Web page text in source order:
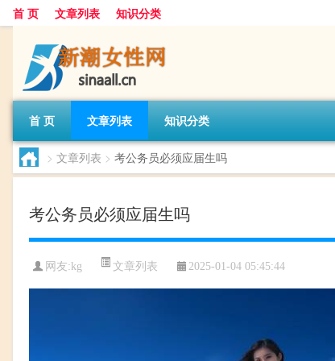
首 页 文章列表 知识分类
首 页 文章列表 知识分类
> 文章列表 > 考公务员必须应届生吗
考公务员必须应届生吗
网友: kg 文章列表 2025-01-04 05:45:44